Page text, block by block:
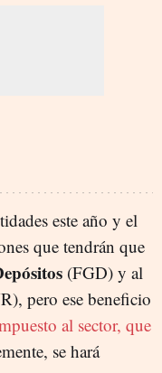
este año y el
que tendrán que
(FGD) y al
pero ese beneficio
al sector, que
se hará